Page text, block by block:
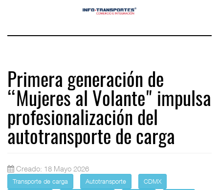
Primera generación de
“Mujeres al Volante" impulsa
profesionalización del
autotransporte de carga
Creado: 18 Mayo 2026
Transporte de carga Autotransporte
CDMX